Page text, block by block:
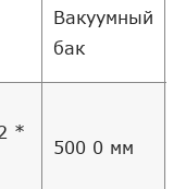
Вакуумный
бак
*
500 0 мм